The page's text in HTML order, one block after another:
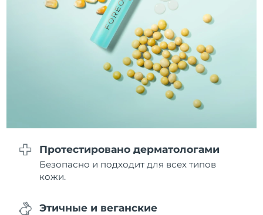
Протестировано дерматологами
Безопасно и подходит для всех типов
кожи.
Этичные и веганские
Ожидаемая дата доставки
Ожидаемая дата доставки
8/10/26
Ожидаемая дата доставки
Малайзия
Ожидаемая дата доставки